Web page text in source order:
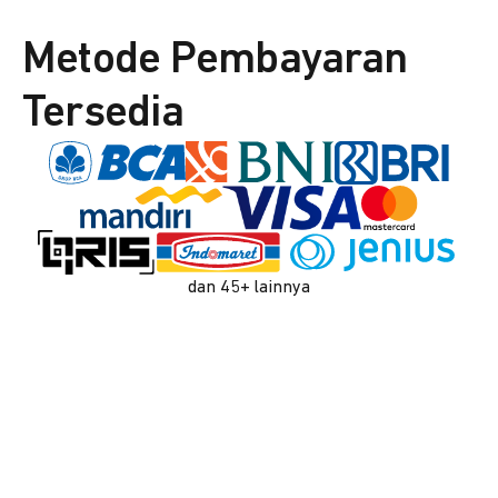
Metode Pembayaran
Tersedia
dan 45+ lainnya